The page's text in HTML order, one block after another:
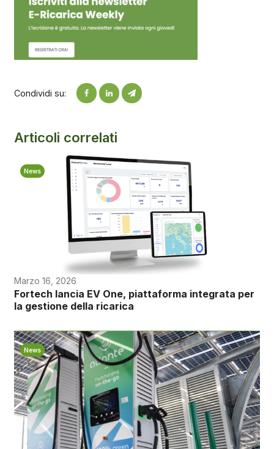
Condividi su:
Articoli correlati
News
Marzo 16, 2026
Fortech lancia EV One, piattaforma integrata per
la gestione della ricarica
News